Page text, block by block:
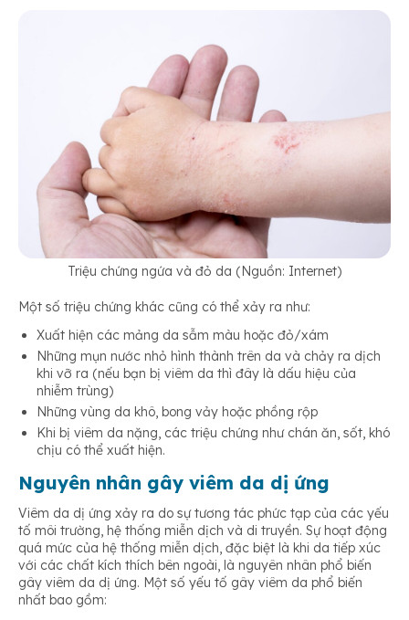
Triệu chứng ngứa và đỏ da (Nguồn: Internet)
Một số triệu chứng khác cũng có thể xảy ra như:
Xuất hiện các mảng da sẫm màu hoặc đỏ/xám
Những mụn nước nhỏ hình thành trên da và chảy ra dịch
khi vỡ ra (nếu bạn bị viêm da thì đây là dấu hiệu của
nhiễm trùng)
Những vùng da khô, bong vảy hoặc phồng rộp
Khi bị viêm da nặng, các triệu chứng như chán ăn, sốt, khó
chịu có thể xuất hiện.
Nguyên nhân gây viêm da dị ứng
Viêm da dị ứng xảy ra do sự tương tác phức tạp của các yếu
tố môi trường, hệ thống miễn dịch và di truyền. Sự hoạt động
quá mức của hệ thống miễn dịch, đặc biệt là khi da tiếp xúc
với các chất kích thích bên ngoài, là nguyên nhân phổ biến
gây viêm da dị ứng. Một số yếu tố gây viêm da phổ biến
nhất bao gồm: